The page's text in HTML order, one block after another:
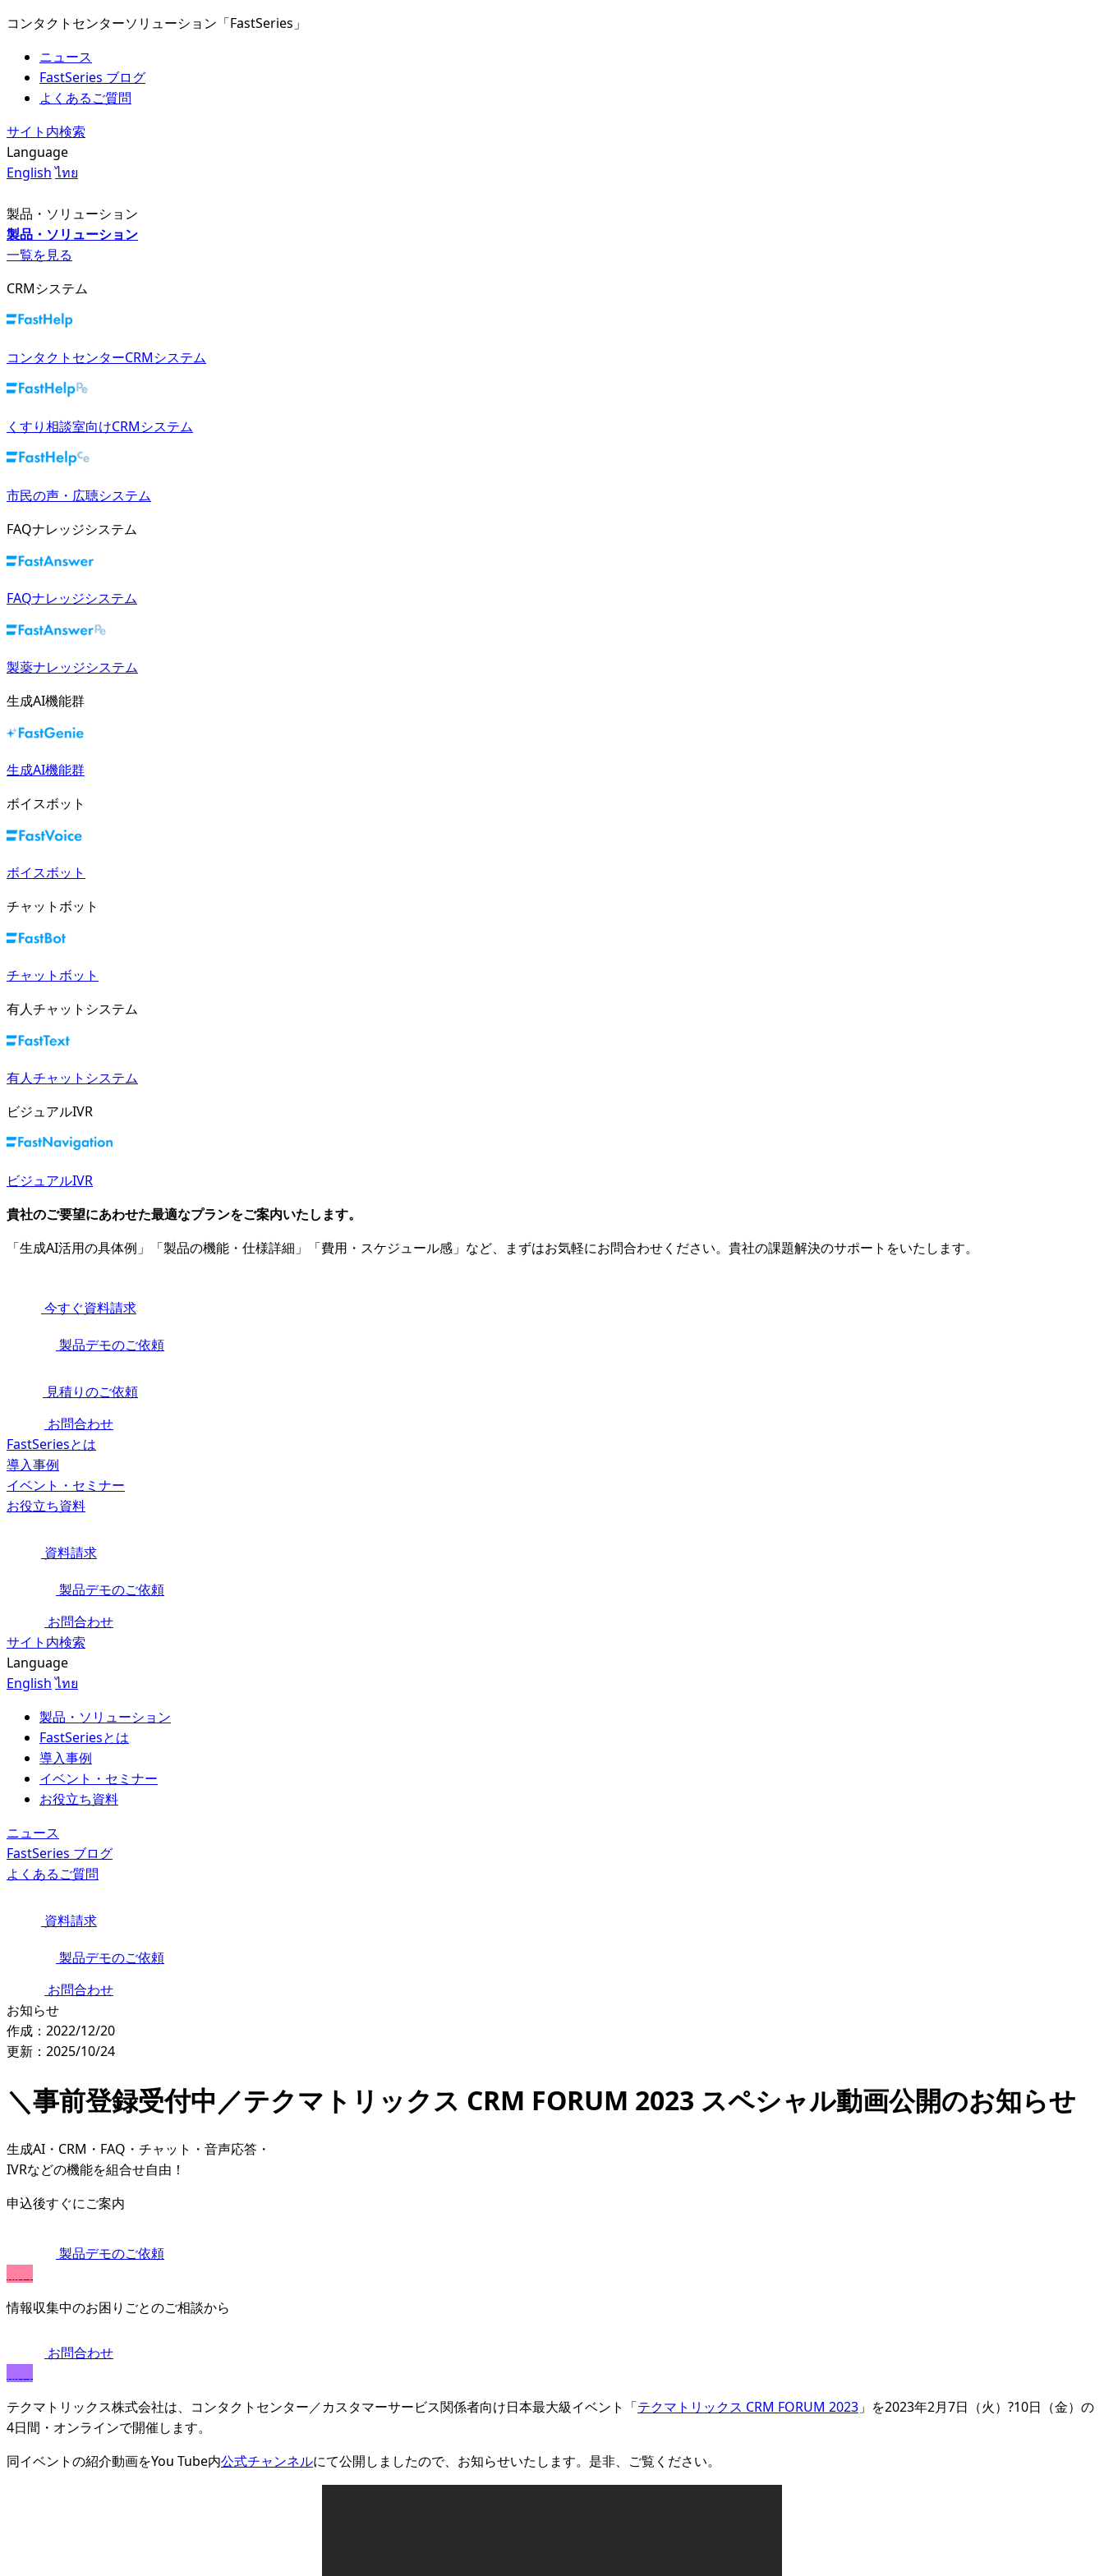
コンタクトセンターソリューション「FastSeries」
ニュース
FastSeries ブログ
よくあるご質問
サイト内検索
Language
English ไทย
製品・ソリューション
製品・ソリューション
一覧を見る
CRMシステム
コンタクトセンターCRMシステム
くすり相談室向けCRMシステム
市民の声・広聴システム
FAQナレッジシステム
FAQナレッジシステム
製薬ナレッジシステム
生成AI機能群
生成AI機能群
ボイスボット
ボイスボット
チャットボット
チャットボット
有人チャットシステム
有人チャットシステム
ビジュアルIVR
ビジュアルIVR
貴社のご要望にあわせた最適なプランをご案内いたします。
「生成AI活用の具体例」「製品の機能・仕様詳細」「費用・スケジュール感」など、まずはお気軽にお問合わせください。貴社の課題解決のサポートをいたします。
今すぐ資料請求
製品デモのご依頼
見積りのご依頼
お問合わせ
FastSeriesとは
導入事例
イベント・セミナー
お役立ち資料
資料請求
製品デモのご依頼
お問合わせ
サイト内検索
Language
English ไทย
製品・ソリューション
FastSeriesとは
導入事例
イベント・セミナー
お役立ち資料
ニュース
FastSeries ブログ
よくあるご質問
資料請求
製品デモのご依頼
お問合わせ
お知らせ
作成：2022/12/20
更新：2025/10/24
＼事前登録受付中／テクマトリックス CRM FORUM 2023 スペシャル動画公開のお知らせ
生成AI・CRM・FAQ・チャット・音声応答・
IVRなどの機能を組合せ自由！
申込後すぐにご案内
製品デモのご依頼
情報収集中のお困りごとのご相談から
お問合わせ
テクマトリックス株式会社は、コンタクトセンター／カスタマーサービス関係者向け日本最大級イベント「テクマトリックス CRM FORUM 2023 」を2023年2月7日（火）?10日（金）の
4日間・オンラインで開催します。
同イベントの紹介動画をYou Tube内公式チャンネルにて公開しましたので、お知らせいたします。是非、ご覧ください。